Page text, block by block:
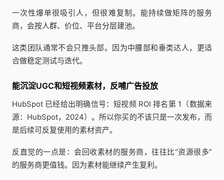
一次性爆单很吸引人，但很难复制。能持续做矩阵的服务
商，会按人群、价位、平台分层建池。
这类团队通常不会只推头部。因为中腰部和垂类达人，更适
合做稳定测试与迭代。
能沉淀UGC和短视频素材，反哺广告投放
HubSpot 已经给出明确信号：短视频 ROI 排名第 1（数据来
源：HubSpot，2024）。所以你买的不该只是一次发布，而
是后续可反复使用的素材资产。
反直觉的一点是：会回收素材的服务商，往往比“资源很多”
的服务商更值钱。因为素材能继续产生复利。